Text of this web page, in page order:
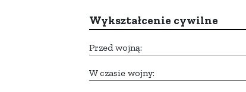
Wykształcenie cywilne
Przed wojną:
W czasie wojny: